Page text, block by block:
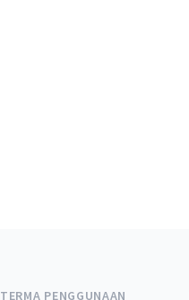
TERMA PENGGUNAAN